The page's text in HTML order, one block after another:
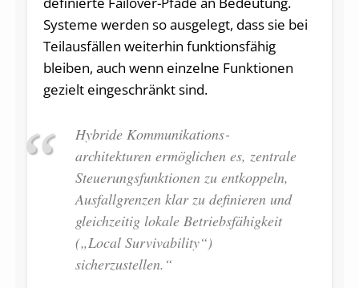
Systeme werden so ausgelegt, dass sie bei
Teilausfällen weiterhin funktionsfähig
bleiben, auch wenn einzelne Funktionen
gezielt eingeschränkt sind.
Hybride Kommunikations­
architekturen ermöglichen es, zentrale
Steuerungsfunktionen zu entkoppeln,
Ausfallgrenzen klar zu definieren und
gleichzeitig lokale Betriebsfähigkeit
(„Local Survivability“)
sicherzustellen.“